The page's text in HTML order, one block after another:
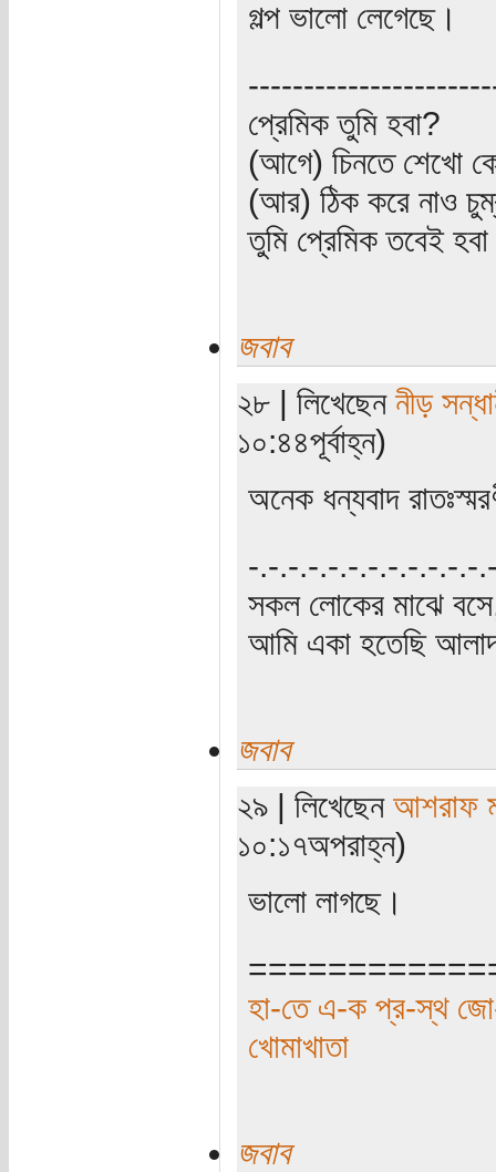
গল্প ভালো লেগেছে।
প্রেমিক তুমি হবা?
(আগে) চিনতে শেখো
(আর) ঠিক করে নাও
তুমি প্রেমিক তবেই
জবাব
২৮ | লিখেছেন নীড়
১০:৪৪পূর্বাহ্ন)
অনেক ধন্যবাদ
‍‌-.-.-.-.-.-.-.-.-.-.-.-
সকল লোকের মাঝে
আমি একা হতেছি
জবাব
২৯ | লিখেছেন আশরাফ
১০:১৭অপরাহ্ন)
ভালো লাগছে।
হা-তে এ-ক প্র-স্থ
খোমাখাতা
জবাব